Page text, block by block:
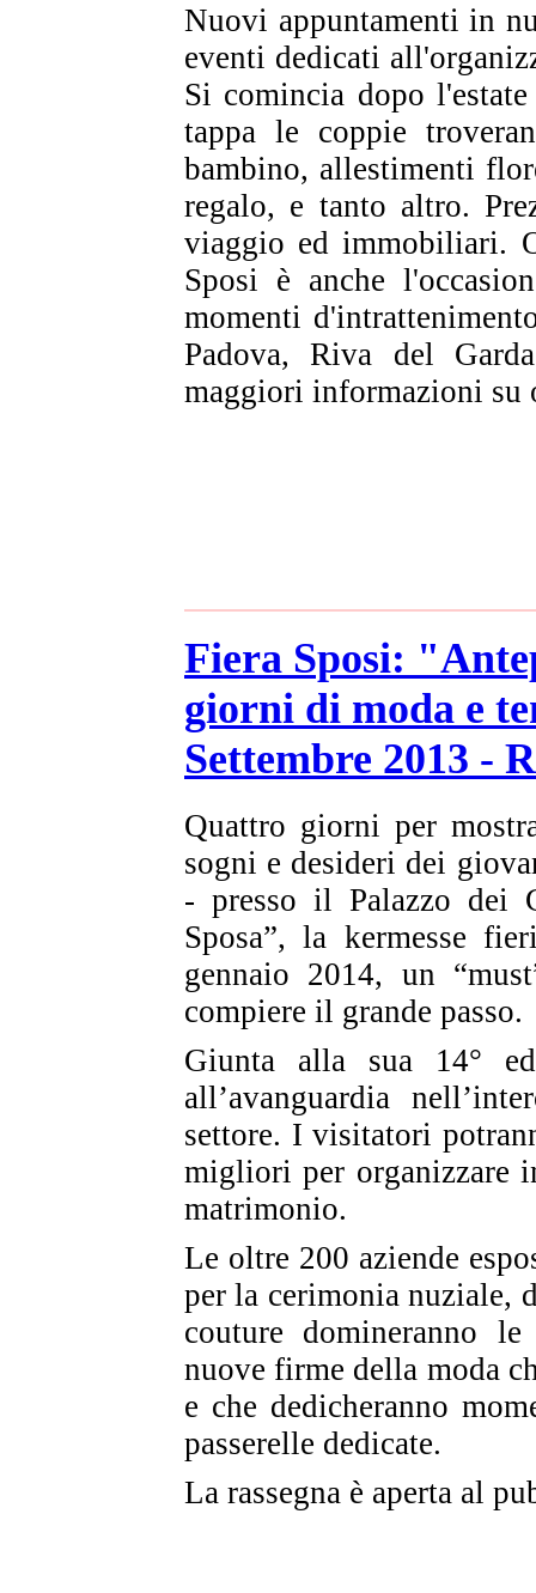
Nuovi appuntamenti in
eventi dedicati
Si comincia dopo
tappa le coppie
bambino, allestimenti
regalo, e tanto altro.
viaggio ed immobiliari.
Sposi è anche
momenti
Padova, Riva del
maggiori informazioni
Fiera Sposi:
giorni di moda e
Settembre 2013 -
Quattro giorni per
sogni e desideri dei
- presso il Palazzo dei
Sposa”, la kermesse
gennaio 2014, un
compiere il grande passo.
Giunta alla sua 14°
all’avanguardia
settore. I visitatori
migliori per organizzare
matrimonio.
Le oltre 200 aziende
per la cerimonia nuziale,
couture domineranno
nuove firme della moda
e che dedicheranno
passerelle dedicate.
La rassegna è aperta al